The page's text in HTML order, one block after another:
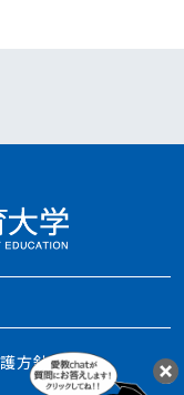
方針